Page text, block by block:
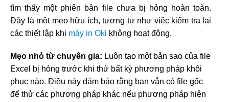
tìm thấy một phiên bản file chưa bị hỏng hoàn toàn.
Đây là một mẹo hữu ích, tương tự như việc kiểm tra lại
các thiết lập khi máy in Oki không hoạt động.
Mẹo nhỏ từ chuyên gia: Luôn tạo một bản sao của file
Excel bị hỏng trước khi thử bất kỳ phương pháp khôi
phục nào. Điều này đảm bảo rằng bạn vẫn có file gốc
để thử các phương pháp khác nếu phương pháp hiện